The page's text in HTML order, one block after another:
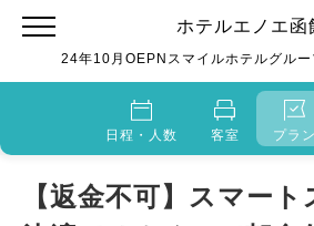
ホテルエノエ函
24年10月OEPNスマイルホテルグル
日程・人数 客室 プラン
【返金不可】スマー